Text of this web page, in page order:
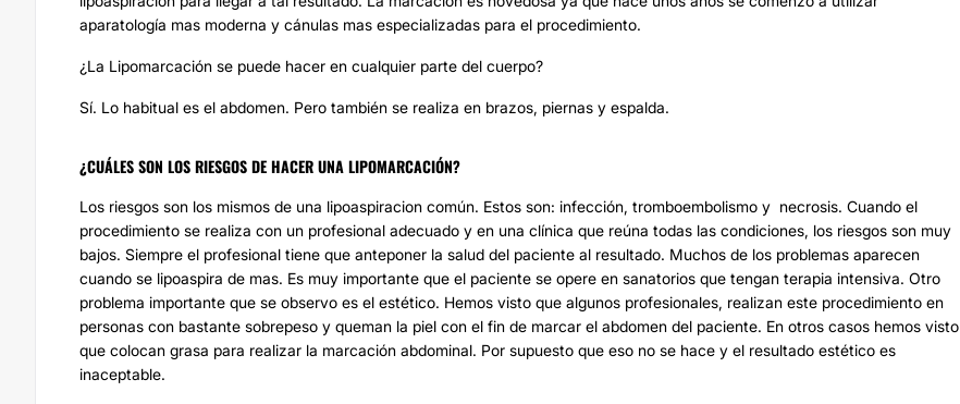
aparatología mas moderna y cánulas mas especializadas para el procedimiento.
¿La Lipomarcación se puede hacer en cualquier parte del cuerpo?
Sí. Lo habitual es el abdomen. Pero también se realiza en brazos, piernas y espalda.
¿CUÁLES SON LOS RIESGOS DE HACER UNA LIPOMARCACIÓN?
Los riesgos son los mismos de una lipoaspiracion común. Estos son: infección, tromboembolismo y necrosis. Cuando el
procedimiento se realiza con un profesional adecuado y en una clínica que reúna todas las condiciones, los riesgos son muy
bajos. Siempre el profesional tiene que anteponer la salud del paciente al resultado. Muchos de los problemas aparecen
cuando se lipoaspira de mas. Es muy importante que el paciente se opere en sanatorios que tengan terapia intensiva. Otro
problema importante que se observo es el estético. Hemos visto que algunos profesionales, realizan este procedimiento en
personas con bastante sobrepeso y queman la piel con el fin de marcar el abdomen del paciente. En otros casos hemos visto
que colocan grasa para realizar la marcación abdominal. Por supuesto que eso no se hace y el resultado estético es
inaceptable.